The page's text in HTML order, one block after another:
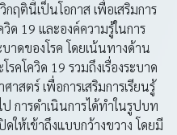
ฤตินี้เป็นโอกาส เพื่อเสริมการ
วิด 19 และองค์ความรู้ในการ
าดของโรค โดยเน้นทางด้าน
รคโควิด 19 รวมถึงเรื่องระบาด
สตร์ เพื่อการเสริมการเรียนรู้
การดำเนินการได้ทำในรูปบท
ให้เข้าถึงแบบกว้างขวาง โดยมี